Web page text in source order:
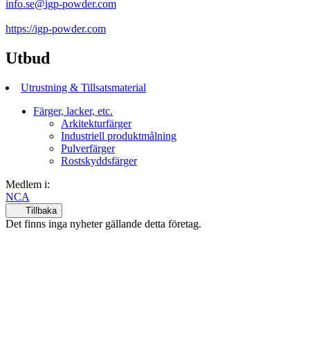
info.se@igp-powder.com
https://igp-powder.com
Utbud
Utrustning & Tillsatsmaterial
Färger, lacker, etc.
Arkitekturfärger
Industriell produktmålning
Pulverfärger
Rostskyddsfärger
Medlem i:
NCA
Tillbaka
Det finns inga nyheter gällande detta företag.